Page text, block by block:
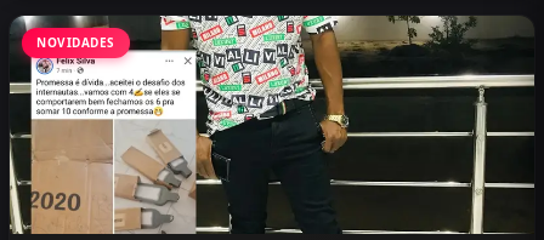
NOVIDADES